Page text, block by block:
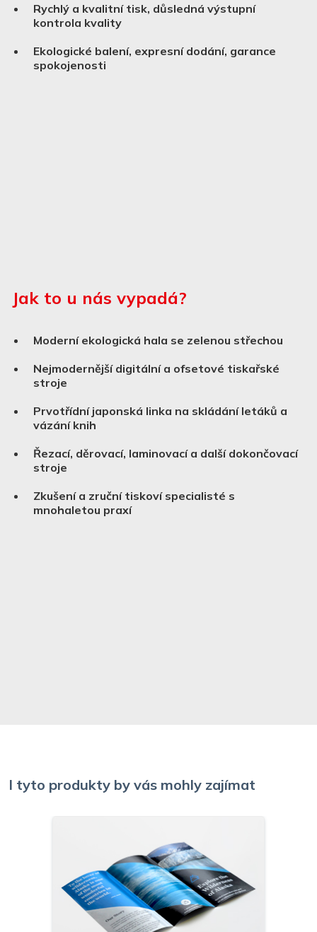
Rychlý a kvalitní tisk, důsledná výstupní
kontrola kvality
Ekologické balení, expresní dodání, garance
spokojenosti
Jak to u nás vypadá?
Moderní ekologická hala se zelenou střechou
Nejmodernější digitální a ofsetové tiskařské
stroje
Prvotřídní japonská linka na skládání letáků a
vázání knih
Řezací, děrovací, laminovací a další dokončovací
stroje
Zkušení a zruční tiskoví specialisté s
mnohaletou praxí
I tyto produkty by vás mohly zajímat